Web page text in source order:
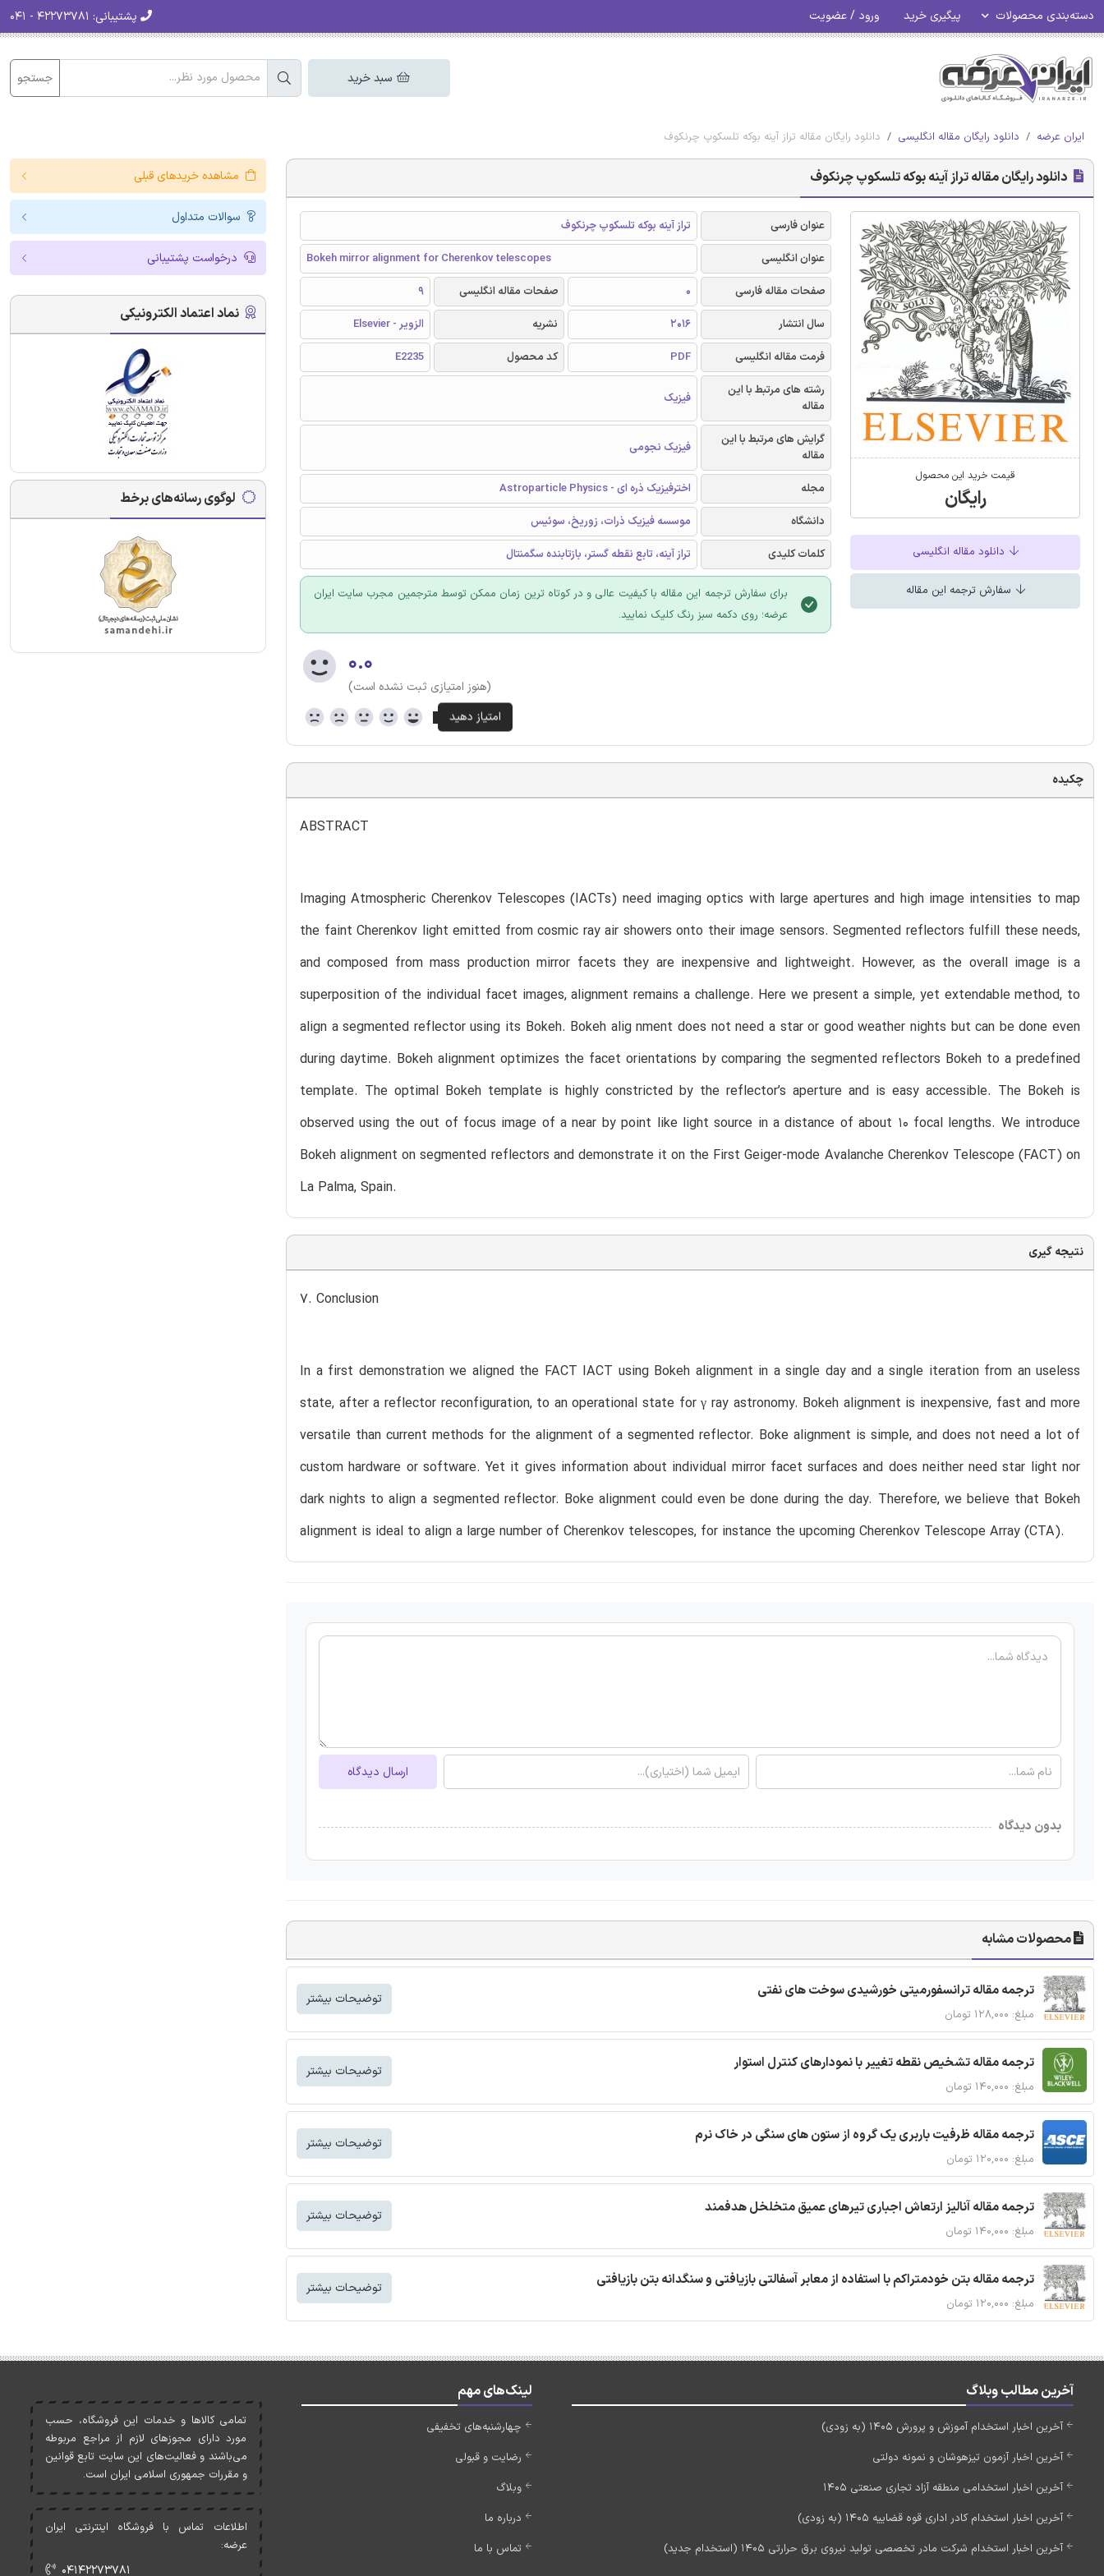
دسته‌بندی محصولات پیگیری خرید ورود / عضویت پشتیبانی:
سبد خرید جستجو
ایران عرضه دانلود رایگان مقاله انگلیسی دانلود رایگان مقاله تراز آینه بوکه تلسکوپ چرنکوف
دانلود رایگان مقاله تراز آینه بوکه تلسکوپ چرنکوف
قیمت خرید این محصول
رایگان
دانلود مقاله انگلیسی
سفارش ترجمه این مقاله
عنوان فارسی
تراز آینه بوکه تلسکوپ چرنکوف
عنوان انگلیسی
Bokeh mirror alignment for Cherenkov telescopes
صفحات مقاله فارسی
0 صفحات مقاله انگلیسی
9
سال انتشار
2016 نشریه
الزویر - Elsevier
فرمت مقاله انگلیسی
PDF کد محصول
E2235
رشته های مرتبط با این
مقاله
فیزیک
گرایش های مرتبط با این
مقاله
فیزیک نجومی
مجله
اخترفیزیک ذره ای - Astroparticle Physics
دانشگاه
موسسه فیزیک ذرات، زوریخ، سوئیس
کلمات کلیدی
تراز آینه، تابع نقطه گستر، بازتابنده سگمنتال
برای سفارش ترجمه این مقاله با کیفیت عالی و در کوتاه ترین زمان ممکن توسط مترجمین مجرب سایت ایران
عرضه؛ روی دکمه سبز رنگ کلیک نمایید.
۰.۰
(هنوز امتیازی ثبت نشده است)
چکیده
ABSTRACT
Imaging Atmospheric Cherenkov Telescopes (IACTs) need imaging optics with large apertures and high image intensities to map
the faint Cherenkov light emitted from cosmic ray air showers onto their image sensors. Segmented reflectors fulfill these needs,
and composed from mass production mirror facets they are inexpensive and lightweight. However, as the overall image is a
superposition of the individual facet images, alignment remains a challenge. Here we present a simple, yet extendable method, to
align a segmented reflector using its Bokeh. Bokeh alig nment does not need a star or good weather nights but can be done even
during daytime. Bokeh alignment optimizes the facet orientations by comparing the segmented reflectors Bokeh to a predefined
template. The optimal Bokeh template is highly constricted by the reflector’s aperture and is easy accessible. The Bokeh is
observed using the out of focus image of a near by point like light source in a distance of about 10 focal lengths. We introduce
Bokeh alignment on segmented reflectors and demonstrate it on the First Geiger-mode Avalanche Cherenkov Telescope (FACT) on
La Palma, Spain.
نتیجه گیری
7. Conclusion
In a first demonstration we aligned the FACT IACT using Bokeh alignment in a single day and a single iteration from an useless
state, after a reflector reconfiguration, to an operational state for γ ray astronomy. Bokeh alignment is inexpensive, fast and more
versatile than current methods for the alignment of a segmented reflector. Boke alignment is simple, and does not need a lot of
custom hardware or software. Yet it gives information about individual mirror facet surfaces and does neither need star light nor
dark nights to align a segmented reflector. Boke alignment could even be done during the day. Therefore, we believe that Bokeh
alignment is ideal to align a large number of Cherenkov telescopes, for instance the upcoming Cherenkov Telescope Array (CTA).
ارسال دیدگاه
بدون دیدگاه
محصولات مشابه
ترجمه مقاله ترانسفورمیتی خورشیدی سوخت های نفتی
مبلغ: ۱۲۸,۰۰۰ تومان
توضیحات بیشتر
ترجمه مقاله تشخیص نقطه تغییر با نمودارهای کنترل استوار
مبلغ: ۱۴۰,۰۰۰ تومان
توضیحات بیشتر
ترجمه مقاله ظرفیت باربری یک گروه از ستون های سنگی در خاک نرم
مبلغ: ۱۲۰,۰۰۰ تومان
توضیحات بیشتر
ترجمه مقاله آنالیز ارتعاش اجباری تیرهای عمیق متخلخل هدفمند
مبلغ: ۱۴۰,۰۰۰ تومان
توضیحات بیشتر
ترجمه مقاله بتن خودمتراکم با استفاده از معابر آسفالتی بازیافتی و سنگدانه بتن بازیافتی
مبلغ: ۱۲۰,۰۰۰ تومان
توضیحات بیشتر
مشاهده خریدهای قبلی
سوالات متداول
درخواست پشتیبانی
نماد اعتماد الکترونیکی
لوگوی رسانه‌های برخط
آخرین مطالب وبلاگ
آخرین اخبار استخدام آموزش و پرورش 1405 (به زودی)
آخرین اخبار آزمون تیزهوشان و نمونه دولتی
آخرین اخبار استخدامی منطقه آزاد تجاری صنعتی 1405
آخرین اخبار استخدام کادر اداری قوه قضاییه 1405 (به زودی)
آخرین اخبار استخدام شرکت مادر تخصصی تولید نیروی برق حرارتی 1405 (استخدام جدید)
لینک‌های مهم
چهارشنبه‌های تخفیفی
رضایت و قبولی
وبلاگ
درباره ما
تماس با ما
تمامی کالاها و خدمات اين فروشگاه، حسب
مورد دارای مجوزهای لازم از مراجع مربوطه
می‌باشند و فعاليت‌های اين سايت تابع قوانين
و مقررات جمهوری اسلامی ايران است.
اطلاعات تماس با فروشگاه اینترنتی ایران
عرضه:
۰۴۱۴۲۲۷۳۷۸۱